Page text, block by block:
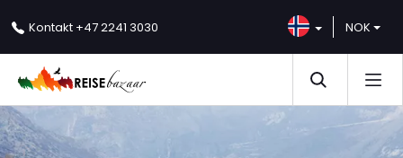
Kontakt +47 2241 3030 NOK